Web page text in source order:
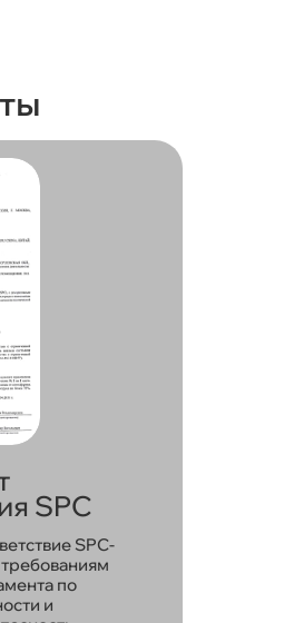
SPC
SPC-
по
и